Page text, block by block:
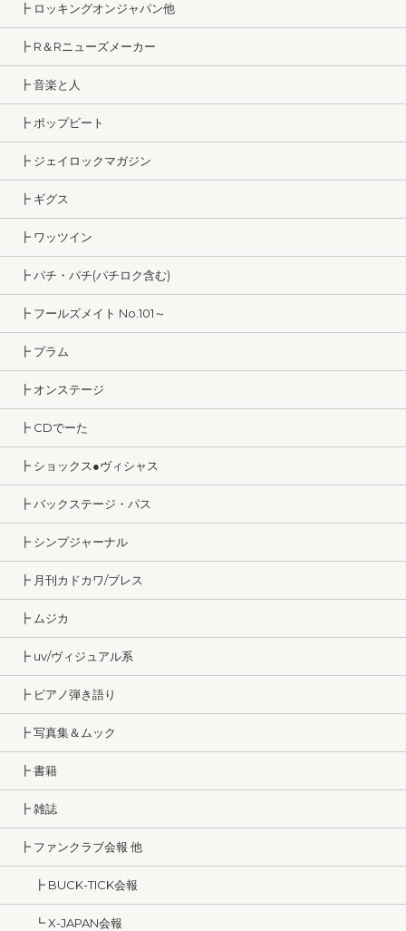
┣ ロッキングオンジャパン他
┣ R＆Rニューズメーカー
┣ 音楽と人
┣ ポップビート
┣ ジェイロックマガジン
┣ ギグス
┣ ワッツイン
┣ パチ・パチ(パチロク含む)
┣ フールズメイト No.101～
┣ プラム
┣ オンステージ
┣ CDでーた
┣ ショックス●ヴィシャス
┣ バックステージ・パス
┣ シンプジャーナル
┣ 月刊カドカワ/ブレス
┣ ムジカ
┣ uv/ヴィジュアル系
┣ ピアノ弾き語り
┣ 写真集＆ムック
┣ 書籍
┣ 雑誌
┣ ファンクラブ会報 他
┣ BUCK-TICK会報
┗ X-JAPAN会報